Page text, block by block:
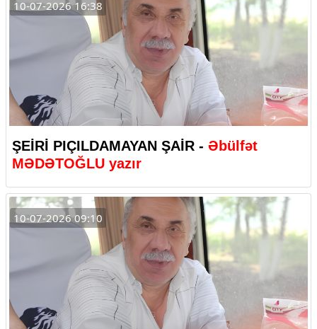
10-07-2026 16:38
ŞEİRİ PIÇILDAMAYAN ŞAİR - Əbülfət
MƏDƏTOĞLU yazır
10-07-2026 09:10